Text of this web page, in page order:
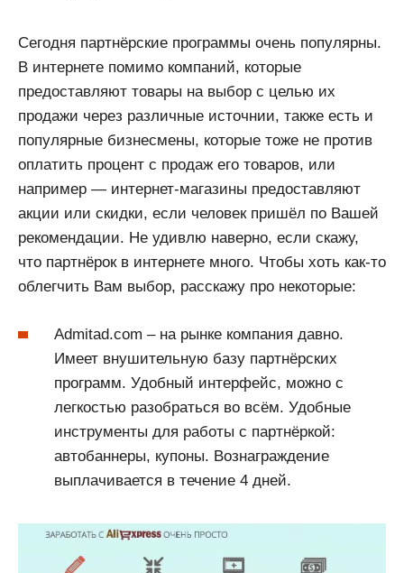
Сегодня партнёрские программы очень популярны.
В интернете помимо компаний, которые
предоставляют товары на выбор с целью их
продажи через различные источнии, также есть и
популярные бизнесмены, которые тоже не против
оплатить процент с продаж его товаров, или
например — интернет-магазины предоставляют
акции или скидки, если человек пришёл по Вашей
рекомендации. Не удивлю наверно, если скажу,
что партнёрок в интернете много. Чтобы хоть как-то
облегчить Вам выбор, расскажу про некоторые:
Admitad.com – на рынке компания давно.
Имеет внушительную базу партнёрских
программ. Удобный интерфейс, можно с
легкостью разобраться во всём. Удобные
инструменты для работы с партнёркой:
автобаннеры, купоны. Вознаграждение
выплачивается в течение 4 дней.